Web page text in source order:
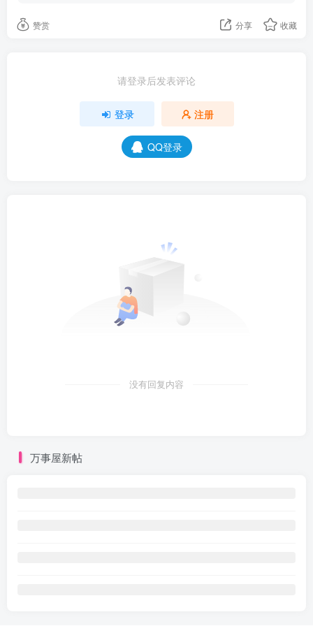
赞赏 分享 收藏
请登录后发表评论
登录 注册
QQ登录
没有回复内容
万事屋新帖